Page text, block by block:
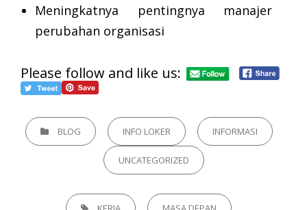
Meningkatnya pentingnya manajer
perubahan organisasi
Please follow and like us:
CATEGORIESBLOG INFO LOKER INFORMASI
UNCATEGORIZED
TAGS,